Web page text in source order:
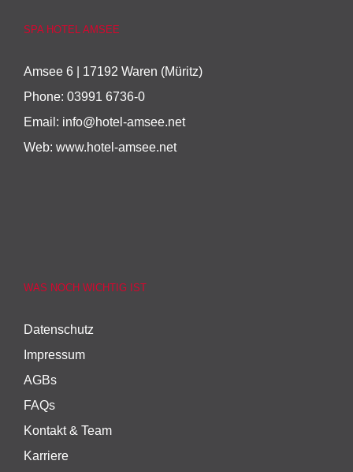
SPA HOTEL AMSEE
Amsee 6 | 17192 Waren (Müritz)
Phone: 03991 6736-0
Email: info@hotel-amsee.net
Web: www.hotel-amsee.net
WAS NOCH WICHTIG IST
Datenschutz
Impressum
AGBs
FAQs
Kontakt & Team
Karriere